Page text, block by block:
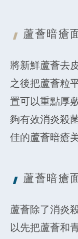
蘆薈暗瘡
將新鮮蘆薈去
之後把蘆薈粒
置可以重點厚
夠有效消炎殺
佳的蘆薈暗瘡
蘆薈暗瘡
蘆薈除了消炎
以先把蘆薈和